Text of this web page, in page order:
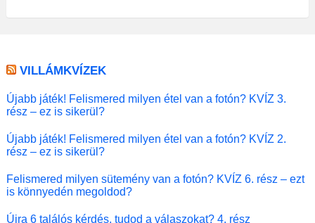
VILLÁMKVÍZEK
Újabb játék! Felismered milyen étel van a fotón? KVÍZ 3.
rész – ez is sikerül?
Újabb játék! Felismered milyen étel van a fotón? KVÍZ 2.
rész – ez is sikerül?
Felismered milyen sütemény van a fotón? KVÍZ 6. rész – ezt
is könnyedén megoldod?
Újra 6 találós kérdés, tudod a válaszokat? 4. rész